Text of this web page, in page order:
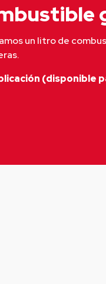
un litro de
(disponible